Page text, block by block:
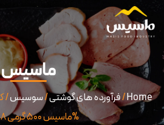
ماسیس
Home
/فرآورده های گوشتی/سوسیس
%ماسیس ۵۰۰ گرمی ۲۵۴۰۸